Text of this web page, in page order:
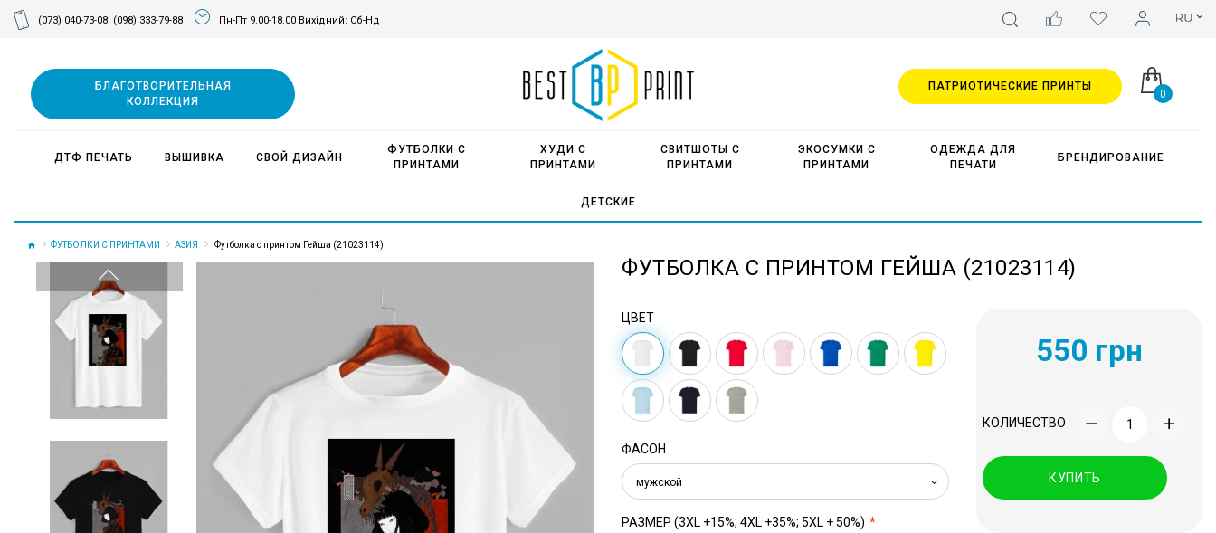
(073) 040-73-08; (098) 333-79-88 Пн-Пт 9.00-18.00 Вихідний: Сб-Нд
0
БЛАГОТВОРИТЕЛЬНАЯ
КОЛЛЕКЦИЯ
ДТФ ПЕЧАТЬ ВЫШИВКА СВОЙ ДИЗАЙН
ФУТБОЛКИ С
ПРИНТАМИ
ХУДИ С
ПРИНТАМИ
СВИТШОТЫ С
ПРИНТАМИ
ЭКОСУМКИ С
ПРИНТАМИ
ОДЕЖДА ДЛЯ
ПЕЧАТИ
БРЕНДИРОВАНИЕ
ДЕТСКИЕ
ПАТРИОТИЧЕСКИЕ ПРИНТЫ
ФУТБОЛКИ С ПРИНТАМИ АЗИЯ Футболка с принтом Гейша (21023114)
ФУТБОЛКА С ПРИНТОМ ГЕЙША (21023114)
ЦВЕТ
ФАСОН
мужской
РАЗМЕР (3XL +15%; 4XL +35%; 5XL + 50%)
550 грн
КОЛИЧЕСТВО
КУПИТЬ